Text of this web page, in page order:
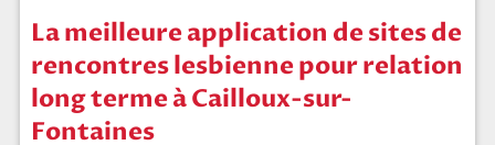
La meilleure application de sites de
rencontres lesbienne pour relation
long terme à Cailloux-sur-
Fontaines